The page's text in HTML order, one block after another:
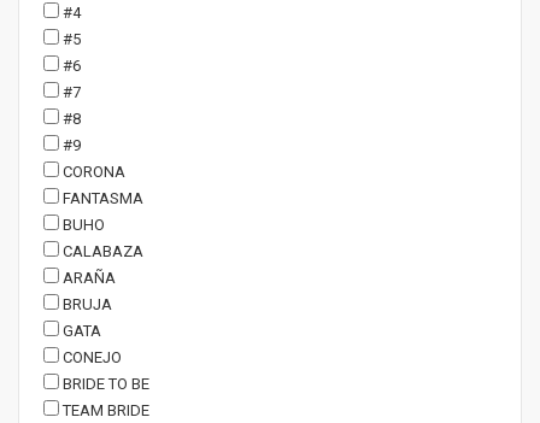
#4
#5
#6
#7
#8
#9
CORONA
FANTASMA
BUHO
CALABAZA
ARAÑA
BRUJA
GATA
CONEJO
BRIDE TO BE
TEAM BRIDE